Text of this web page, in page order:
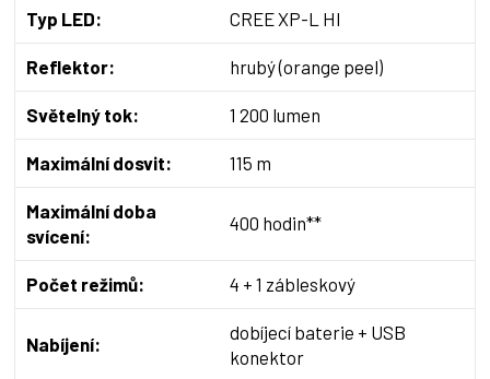
Typ LED: CREE XP-L HI
Reflektor: hrubý (orange peel)
Světelný tok: 1 200 lumen
Maximální dosvit: 115 m
Maximální doba
svícení:
400 hodin**
Počet režimů: 4 + 1 zábleskový
Nabíjení:
dobíjecí baterie + USB
konektor